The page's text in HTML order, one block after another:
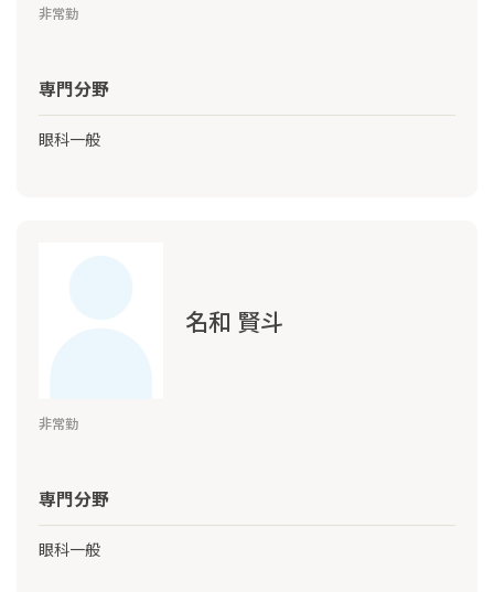
非常勤
専門分野
眼科一般
名和 賢斗
非常勤
専門分野
眼科一般